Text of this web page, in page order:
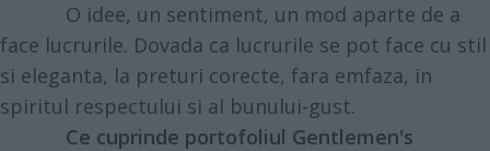
O idee, un sentiment, un mod aparte de a
face lucrurile. Dovada ca lucrurile se pot face cu stil
si eleganta, la preturi corecte, fara emfaza, in
spiritul respectului si al bunului-gust.
Ce cuprinde portofoliul Gentlemen's